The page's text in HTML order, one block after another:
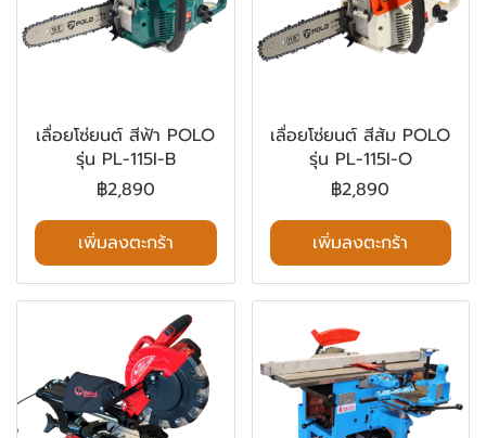
เลื่อยโซ่ยนต์ สีฟ้า POLO
รุ่น PL-115I-B
฿2,890
เพิ่มลงตะกร้า
เลื่อยโซ่ยนต์ สีส้ม POLO
รุ่น PL-115I-O
฿2,890
เพิ่มลงตะกร้า